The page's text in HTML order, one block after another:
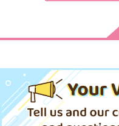
ち
コトノハ
専売 629 円（税込）
ユーリ!!! on ICE
2026
とむ
ユー